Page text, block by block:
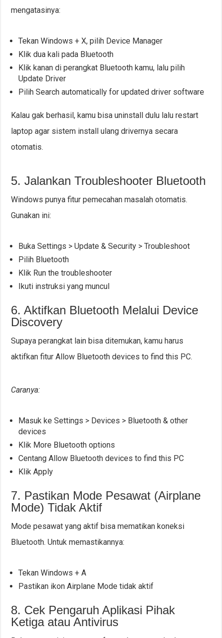
mengatasinya:
Tekan Windows + X, pilih Device Manager
Klik dua kali pada Bluetooth
Klik kanan di perangkat Bluetooth kamu, lalu pilih
Update Driver
Pilih Search automatically for updated driver software
Kalau gak berhasil, kamu bisa uninstall dulu lalu restart
laptop agar sistem install ulang drivernya secara
otomatis.
5. Jalankan Troubleshooter Bluetooth
Windows punya fitur pemecahan masalah otomatis.
Gunakan ini:
Buka Settings > Update & Security > Troubleshoot
Pilih Bluetooth
Klik Run the troubleshooter
Ikuti instruksi yang muncul
6. Aktifkan Bluetooth Melalui Device
Discovery
Supaya perangkat lain bisa ditemukan, kamu harus
aktifkan fitur Allow Bluetooth devices to find this PC.
Caranya:
Masuk ke Settings > Devices > Bluetooth & other
devices
Klik More Bluetooth options
Centang Allow Bluetooth devices to find this PC
Klik Apply
7. Pastikan Mode Pesawat (Airplane
Mode) Tidak Aktif
Mode pesawat yang aktif bisa mematikan koneksi
Bluetooth. Untuk memastikannya:
Tekan Windows + A
Pastikan ikon Airplane Mode tidak aktif
8. Cek Pengaruh Aplikasi Pihak
Ketiga atau Antivirus